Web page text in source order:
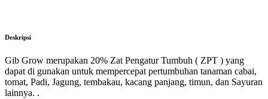
Deskripsi
Gib Grow merupakan 20% Zat Pengatur Tumbuh ( ZPT ) yang
dapat di gunakan untuk mempercepat pertumbuhan tanaman cabai,
tomat, Padi, Jagung, tembakau, kacang panjang, timun, dan Sayuran
lainnya. .